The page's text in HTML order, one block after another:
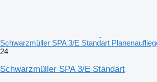
Schwarzmüller SPA 3/E Standart
24
Schwarzmüller SPA 3/E Standart